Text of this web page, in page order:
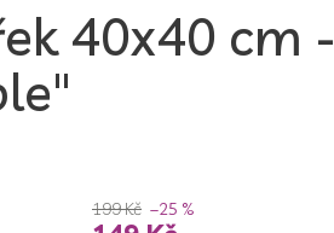
40x40 cm -
199 Kč –25 %